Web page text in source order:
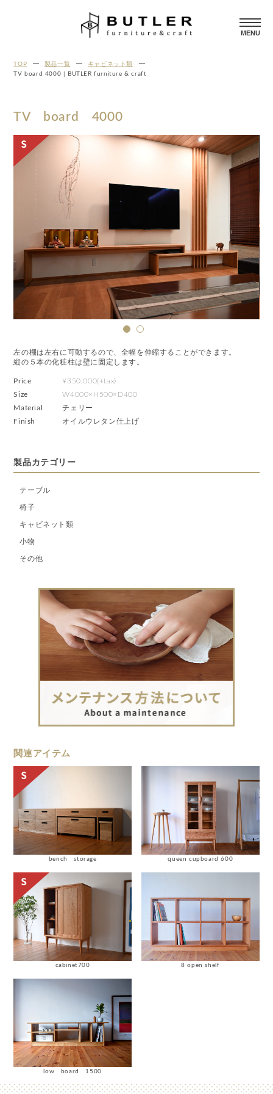
MENU
TOP 製品一覧
キャビネット類
TV board 4000 | BUTLER furniture & craft
TV board 4000
左の棚は左右に可動するので、全幅を伸縮することができます。
縦の５本の化粧柱は壁に固定します。
Price
¥350,000(+tax)
Size
W4000×H500×D400
Material
チェリー
Finish
オイルウレタン仕上げ
製品カテゴリー
テーブル
椅子
キャビネット類
小物
その他
関連アイテム
bench storage queen cupboard 600
cabinet700 8 open shelf
low board 1500